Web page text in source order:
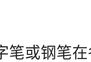
或钢笔在